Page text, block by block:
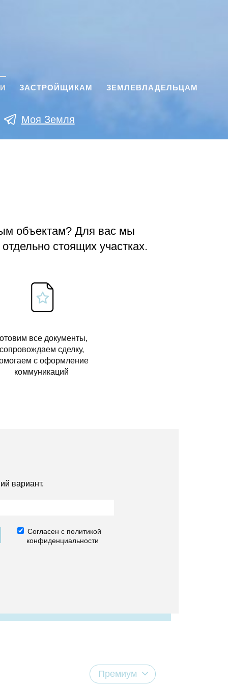
ЗАСТРОЙЩИКАМ ЗЕМЛЕВЛАДЕЛЬЦАМ
Моя Земля
объектам? Для вас мы
стоящих участках.
все документы,
сделку,
с оформление
коммуникаций
вариант.
Согласен с политикой
конфиденциальности
Премиум